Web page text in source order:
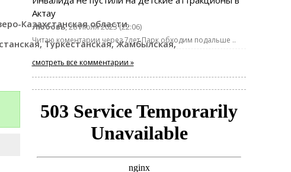
Казахстанская области.
Туркестанская, Жамбылская,
Актау
Любовь, 28 Июля 2023 (22:06)
Читаю коментарии через 7лет.Парк обходим подальше ..
смотреть все комментарии »